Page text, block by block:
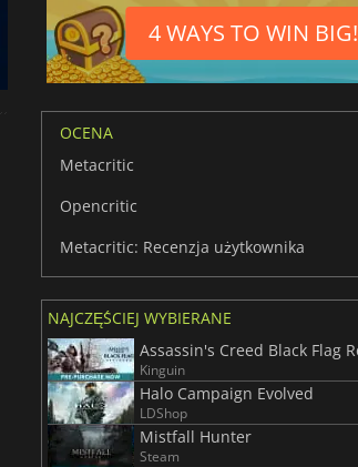
Total War WARHAMMER 3
4 WAYS TO WIN BIG!
OCENA
Metacritic
Opencritic
Metacritic: Recenzja użytkownika
NAJCZĘŚCIEJ WYBIERANE
Kinguin
Halo Campaign Evolved
LDShop
Mistfall Hunter
Steam